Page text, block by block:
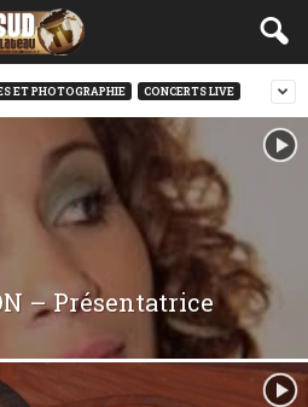
ET PHOTOGRAPHIE CONCERTS LIVE
– Présentatrice